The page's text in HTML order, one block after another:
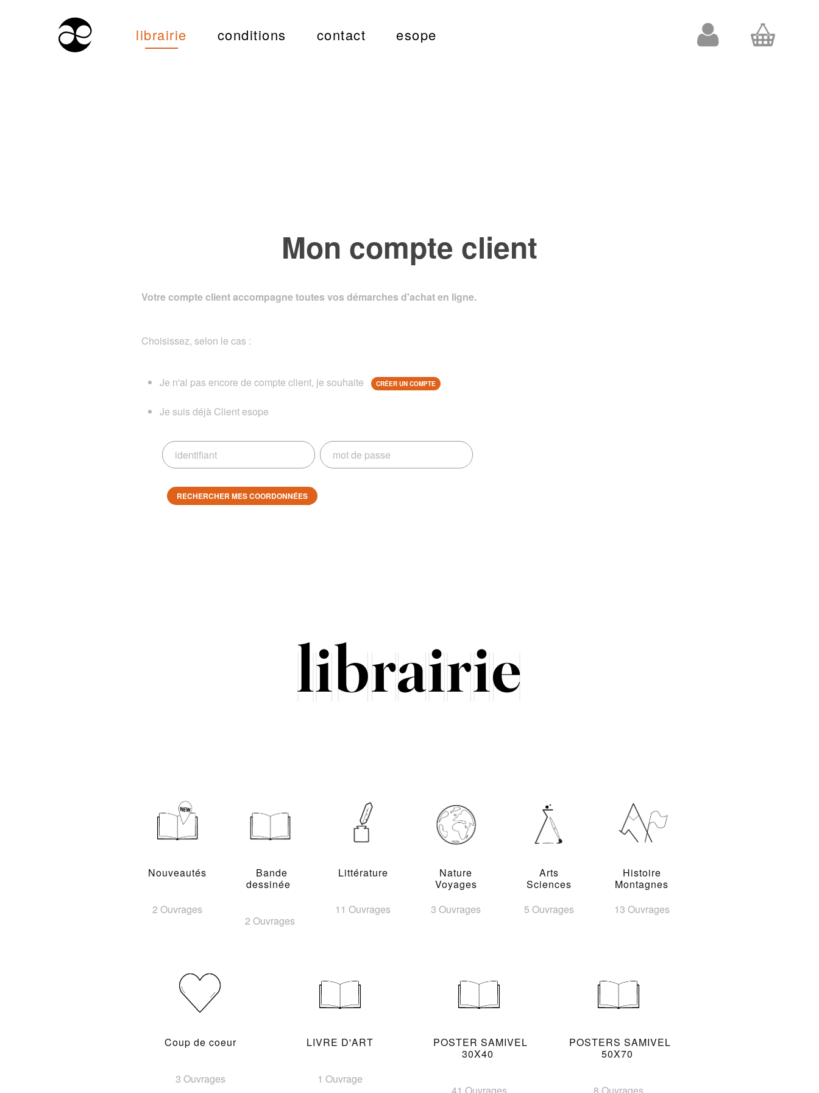
librairie conditions contact esope
Mon compte client
Votre compte client accompagne toutes vos démarches d'achat en ligne.
Choisissez, selon le cas :
Je n'ai pas encore de compte client, je souhaite CRÉER UN COMPTE
Je suis déjà Client esope
RECHERCHER MES COORDONNÉES
Nouveautés
2 Ouvrages
Bande
dessinée
2 Ouvrages
Littérature
11 Ouvrages
Nature
Voyages
3 Ouvrages
Arts
Sciences
5 Ouvrages
Histoire
Montagnes
13 Ouvrages
Coup de coeur
3 Ouvrages
LIVRE D'ART
1 Ouvrage
POSTER SAMIVEL
30X40
41 Ouvrages
POSTERS SAMIVEL
50X70
8 Ouvrages